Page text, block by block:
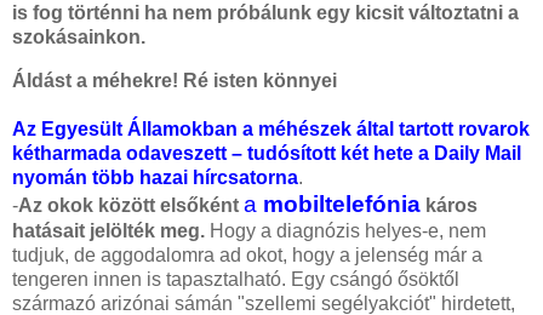
is fog történni ha nem próbálunk egy kicsit változtatni a
szokásainkon.
Áldást a méhekre! Ré isten könnyei
Az Egyesült Államokban a méhészek által tartott rovarok
kétharmada odaveszett – tudósított két hete a Daily Mail
nyomán több hazai hírcsatorna.
-Az okok között elsőként a mobiltelefónia káros
hatásait jelölték meg. Hogy a diagnózis helyes-e, nem
tudjuk, de aggodalomra ad okot, hogy a jelenség már a
tengeren innen is tapasztalható. Egy csángó ősöktől
származó arizónai sámán "szellemi segélyakciót" hirdetett,